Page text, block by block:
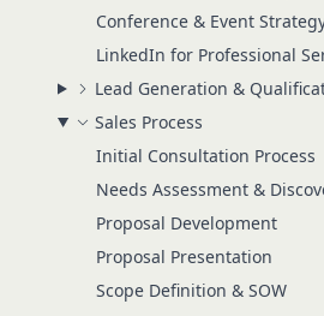
Conference & Event
LinkedIn for Professional
Lead Generation &
Sales Process
Initial Consultation Process
Needs Assessment &
Proposal Development
Proposal Presentation
Scope Definition & SOW